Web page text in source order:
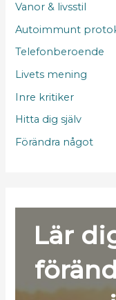
Vanor & livsstil
Autoimmunt
Telefonberoende
Livets mening
Inre kritiker
Hitta dig själv
Förändra något
Lär